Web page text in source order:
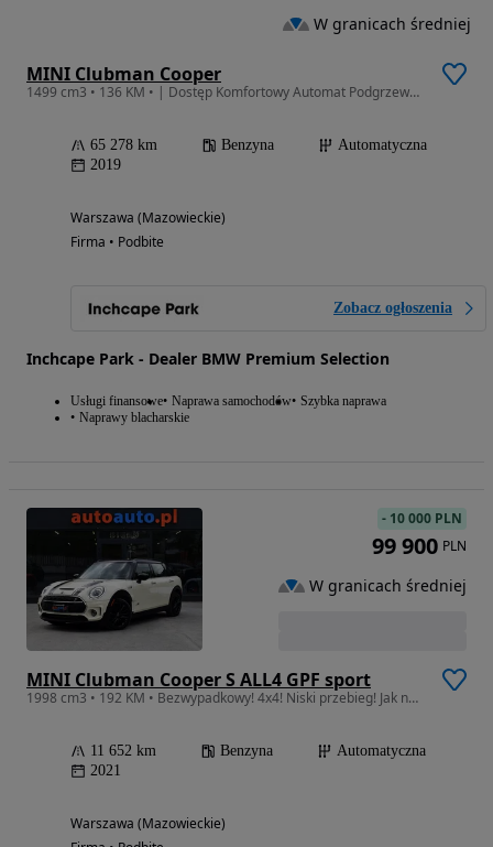
MINI Clubman Cooper
1499 cm3 • 136 KM • | Dostęp Komfortowy Automat Podgrzewane Fotele |
65 278 km Benzyna
Automatyczna
2019
Warszawa (Mazowieckie)
Firma • Podbite
Zobacz ogłoszenia
Inchcape Park - Dealer BMW Premium Selection
Usługi finansowe Naprawa samochodów Szybka naprawa
Naprawy blacharskie
W granicach średniej
MINI Clubman Cooper S ALL4 GPF sport
1998 cm3 • 192 KM • Bezwypadkowy! 4x4! Niski przebieg! Jak nowy! Automat! Panorama!
11 652 km Benzyna
Automatyczna
2021
Warszawa (Mazowieckie)
- 10 000 PLN
99 900 PLN
W granicach średniej